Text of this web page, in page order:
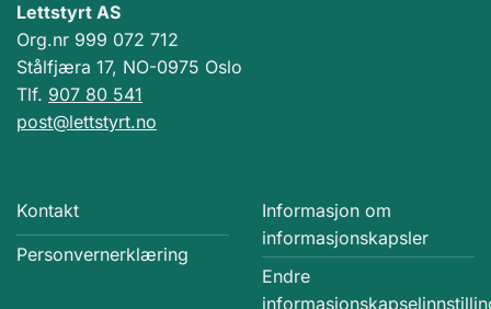
Lettstyrt AS
Org.nr 999 072 712
Stålfjæra 17, NO-0975 Oslo
Tlf. 907 80 541
post@lettstyrt.no
Kontakt
Personvernerklæring
Informasjon om
informasjonskapsler
Endre